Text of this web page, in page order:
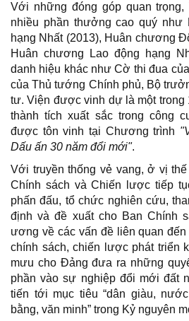
Với những đóng góp quan
nhiều phần thưởng cao quý
hạng Nhất (2013), Huân chương
Huân chương Lao động hạng
danh hiệu khác như Cờ thi đua
của Thủ tướng Chính phủ, Bộ
tư. Viện được vinh dự là một trong
thành tích xuất sắc trong công
được tôn vinh tại Chương trình
Dấu ấn 30 năm đổi mới".
Với truyền thống vẻ vang, ở vị
Chính sách và Chiến lược tiếp
phấn đấu, tổ chức nghiên cứu,
định và đề xuất cho Ban Chính
ương về các vấn đề liên quan
chính sách, chiến lược phát triển
mưu cho Đảng đưa ra những
phần vào sự nghiệp đổi mới đất
tiến tới mục tiêu “dân giàu,
bằng, văn minh” trong Kỷ nguyên